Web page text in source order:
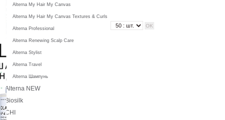
Alterna My Hair My Canvas
Alterna My Hair My Canvas Textures & Curls
Alterna Professional
Alterna Renewing Scalp Care
Alterna Stylist
Alterna Travel
Alterna Шампунь
Alterna NEW
Biosilk
CHI